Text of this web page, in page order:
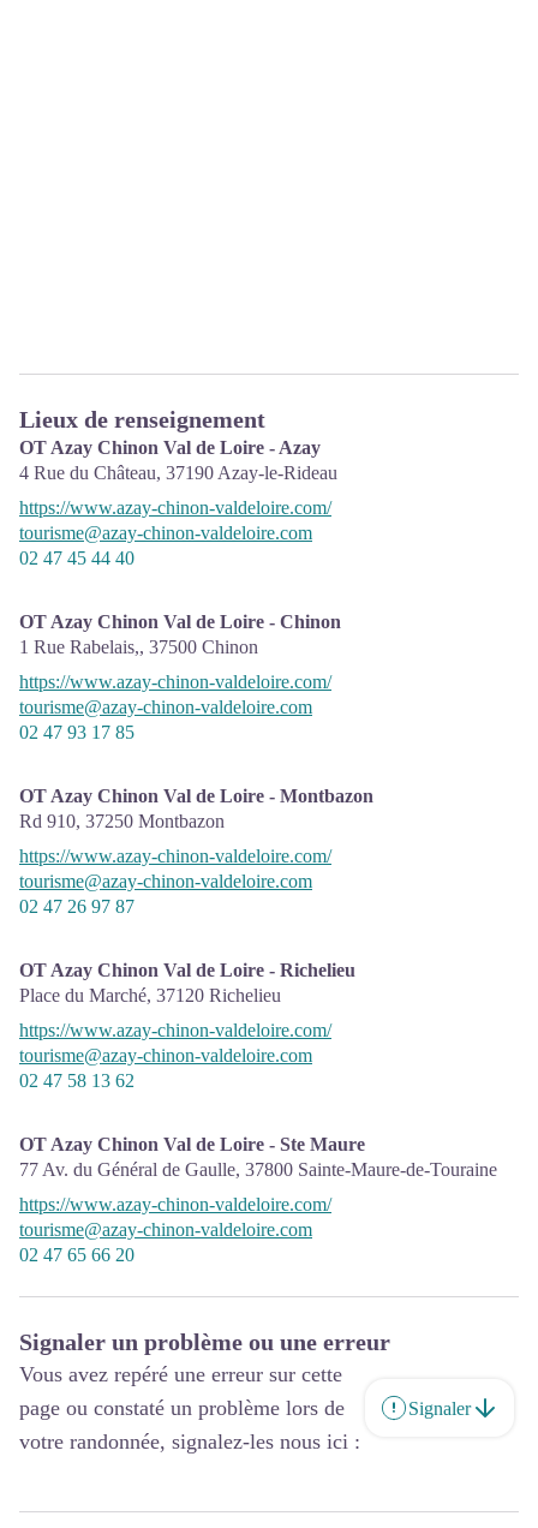
Lieux de renseignement
OT Azay Chinon Val de Loire - Azay
4 Rue du Château, 37190 Azay-le-Rideau
https://www.azay-chinon-valdeloire.com/
tourisme@azay-chinon-valdeloire.com
02 47 45 44 40
OT Azay Chinon Val de Loire - Chinon
1 Rue Rabelais,, 37500 Chinon
https://www.azay-chinon-valdeloire.com/
tourisme@azay-chinon-valdeloire.com
02 47 93 17 85
OT Azay Chinon Val de Loire - Montbazon
Rd 910, 37250 Montbazon
https://www.azay-chinon-valdeloire.com/
tourisme@azay-chinon-valdeloire.com
02 47 26 97 87
OT Azay Chinon Val de Loire - Richelieu
Place du Marché, 37120 Richelieu
https://www.azay-chinon-valdeloire.com/
tourisme@azay-chinon-valdeloire.com
02 47 58 13 62
OT Azay Chinon Val de Loire - Ste Maure
77 Av. du Général de Gaulle, 37800 Sainte-Maure-de-Touraine
https://www.azay-chinon-valdeloire.com/
tourisme@azay-chinon-valdeloire.com
02 47 65 66 20
Signaler un problème ou une erreur
Vous avez repéré une erreur sur cette
page ou constaté un problème lors de
votre randonnée, signalez-les nous ici :
Signaler